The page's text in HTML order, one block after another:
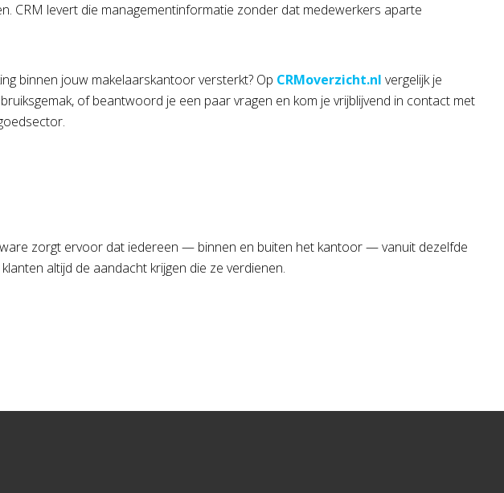
CRM levert die managementinformatie zonder dat medewerkers aparte
binnen jouw makelaarskantoor versterkt? Op CRMoverzicht.nl vergelijk je
of beantwoord je een paar vragen en kom je vrijblijvend in contact met
zorgt ervoor dat iedereen — binnen en buiten het kantoor — vanuit dezelfde
altijd de aandacht krijgen die ze verdienen.